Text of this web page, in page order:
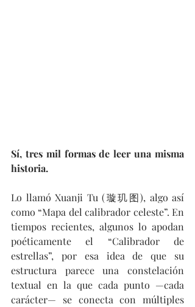
Sí, tres mil formas de leer una misma
historia.
Lo llamó Xuanji Tu (璇玑图), algo así
como “Mapa del calibrador celeste”. En
tiempos recientes, algunos lo apodan
poéticamente el “Calibrador de
estrellas”, por esa idea de que su
estructura parece una constelación
textual en la que cada punto —cada
carácter— se conecta con múltiples